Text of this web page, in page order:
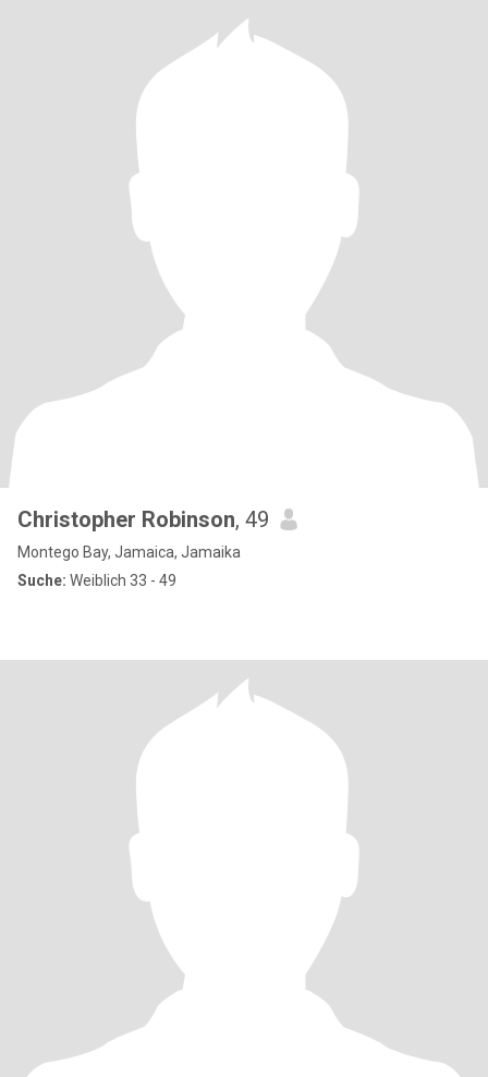
Christopher Robinson, 49
Montego Bay, Jamaica, Jamaika
Suche: Weiblich 33 - 49